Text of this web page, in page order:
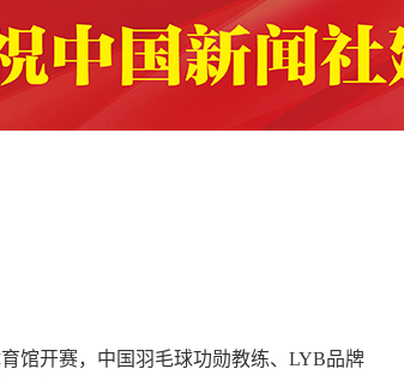
开赛，中国羽毛球功勋教练、LYB品牌